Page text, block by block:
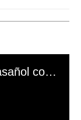
El mal momento de Yanina Gasañol con un hincha argentino en "Subrayado"